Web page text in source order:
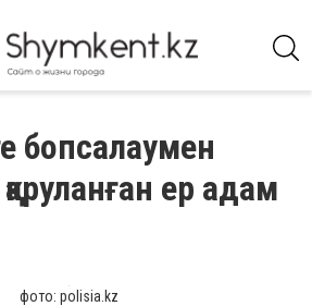
бопсалаумен
ер адам
фото: polisia.kz